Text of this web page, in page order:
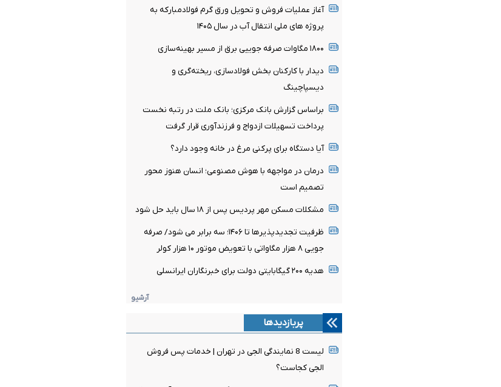
آغاز عملیات فروش و تحویل ورق گرم فولادمبارکه به
پروژه های ملی انتقال آب در سال ۱۴۰۵
۱۸۰۰ مگاوات صرفه جوییی برق از مسیر بهینه‌سازی
دیدار با کارکنان بخش فولادسازی، ریخته‌گری و
دیسپاچینگ
براساس گزارش بانک مرکزی؛ بانک ملت در رتبه نخست
پرداخت تسهیلات ازدواج و فرزندآوری قرار گرفت
آیا دستگاه برای پرکنی مرغ در خانه وجود دارد؟
درمان در مواجهه با هوش مصنوعی؛ انسان هنوز محور
تصمیم است
مشکلات مسکن مهر پردیس پس از ۱۸ سال باید حل شود
ظرفیت تجدیدپذیرها تا ۱۴۰۶؛ سه برابر می شود/ صرفه
جویی ۸ هزار مگاواتی با تعویض موتور ۱۰ هزار کولر
هدیه ۲۰۰ گیگابایتی دولت برای خبرنگاران ایرانسلی
آرشیو
پربازدیدها
لیست 8 نمایندگی الجی در تهران | خدمات پس فروش
الجی کجاست؟